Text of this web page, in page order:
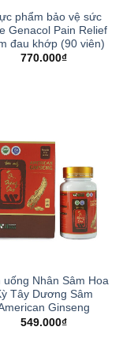
phẩm bảo vệ sức
Genacol Pain Relief
đau khớp (90 viên)
770.000₫
uống Nhân Sâm Hoa
Tây Dương Sâm
Ginseng
549.000₫